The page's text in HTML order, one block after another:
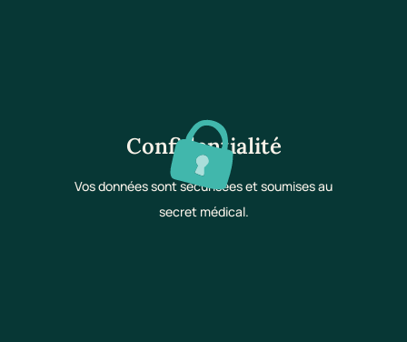
Confidentialité
Vos données sont sécurisées et soumises au
secret médical.